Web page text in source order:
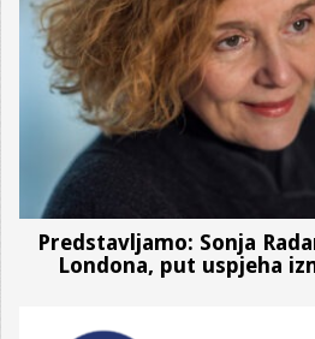
Predstavljamo: Sonja
Londona, put uspjeha